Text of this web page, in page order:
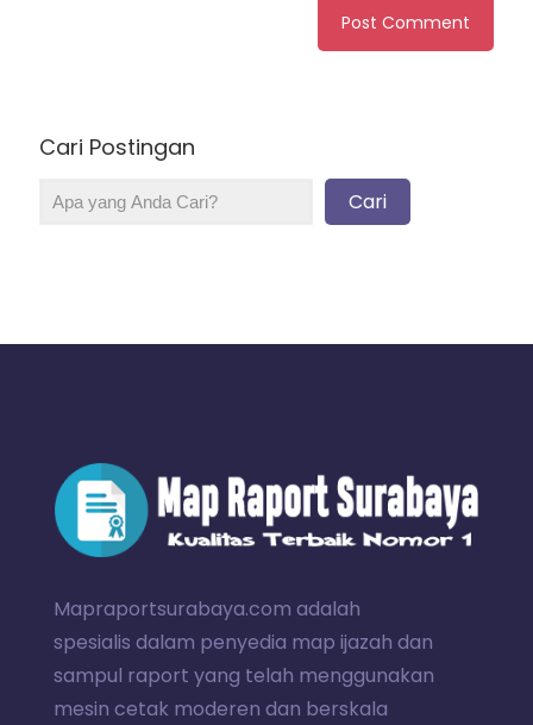
Cari Postingan
Cari
Mapraportsurabaya.com adalah
spesialis dalam penyedia map ijazah dan
sampul raport yang telah menggunakan
mesin cetak moderen dan berskala